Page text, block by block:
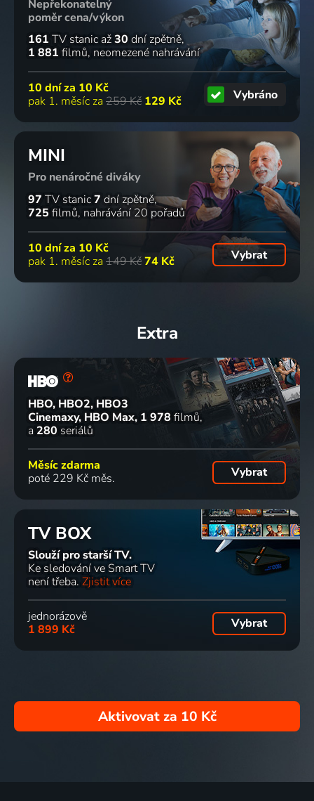
Nepřekonatelný
poměr cena/výkon
161 TV stanic až30 dní zpětně
1 881 filmů neomezené nahrávání
10 dní za 10 Kč
pak 1. měsíc za 259 Kč 129 Kč Vybráno
MINI
Pro nenáročné diváky
97 TV stanic7 dní zpětně
725 filmů nahrávání 20 pořadů
10 dní za 10 Kč
pak 1. měsíc za 149 Kč74 Kč Vybrat
Extra
HBO, HBO2, HBO3
Cinemaxy, HBO Max 1 978 filmů
a 280 seriálů
Měsíc zdarma
poté 229 Kč měs.
Vybrat
TV BOX
Slouží pro starší TV.
Ke sledování ve Smart TV
není třeba. Zjistit více
jednorázově
1 899 Kč
Vybrat
Aktivovat za 10 Kč